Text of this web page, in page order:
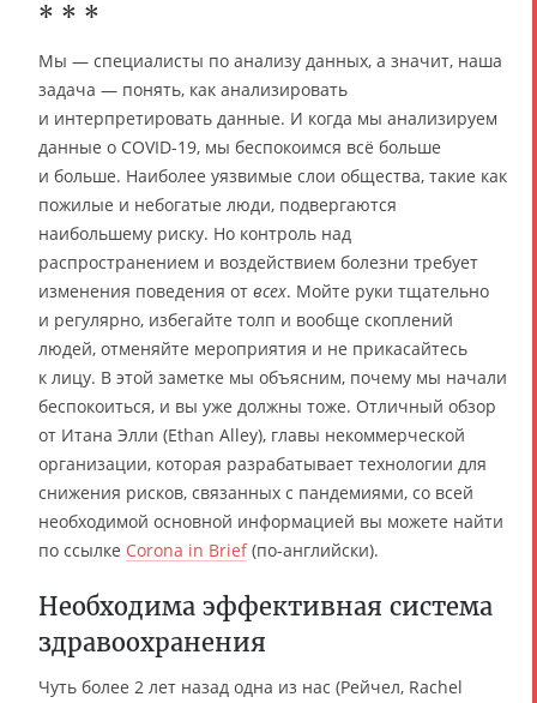
* * *
Мы — специалисты по анализу данных, а значит, наша
задача — понять, как анализировать
и интерпретировать данные. И когда мы анализируем
данные о COVID-19, мы беспокоимся всё больше
и больше. Наиболее уязвимые слои общества, такие как
пожилые и небогатые люди, подвергаются
наибольшему риску. Но контроль над
распространением и воздействием болезни требует
изменения поведения от всех. Мойте руки тщательно
и регулярно, избегайте толп и вообще скоплений
людей, отменяйте мероприятия и не прикасайтесь
к лицу. В этой заметке мы объясним, почему мы начали
беспокоиться, и вы уже должны тоже. Отличный обзор
от Итана Элли (Ethan Alley), главы некоммерческой
организации, которая разрабатывает технологии для
снижения рисков, связанных с пандемиями, со всей
необходимой основной информацией вы можете найти
по ссылке Corona in Brief(по-английски).
Необходима эффективная система
здравоохранения
Чуть более 2 лет назад одна из нас (Рейчел, Rachel